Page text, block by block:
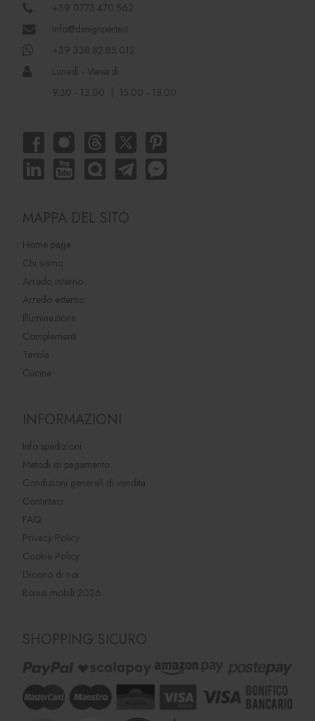
+39 0773.470.562
info@designperte.it
+39 338.82.85.012
Lunedì - Venerdì
9.30 - 13.00 | 15.00 - 18.00
MAPPA DEL SITO
Home page
Chi siamo
Arredo interno
Arredo esterno
Illuminazione
Complementi
Tavola
Cucina
INFORMAZIONI
Info spedizioni
Metodi di pagamento
Condizioni generali di vendita
Contattaci
FAQ
Privacy Policy
Cookie Policy
Dicono di noi
Bonus mobili 2026
SHOPPING SICURO